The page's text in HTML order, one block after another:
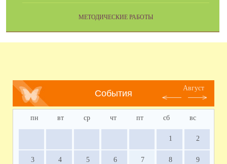
МЕТОДИЧЕСКИЕ РАБОТЫ
События
Август
пн вт ср чт пт сб вс
1 2
3 4 5 6 7 8 9